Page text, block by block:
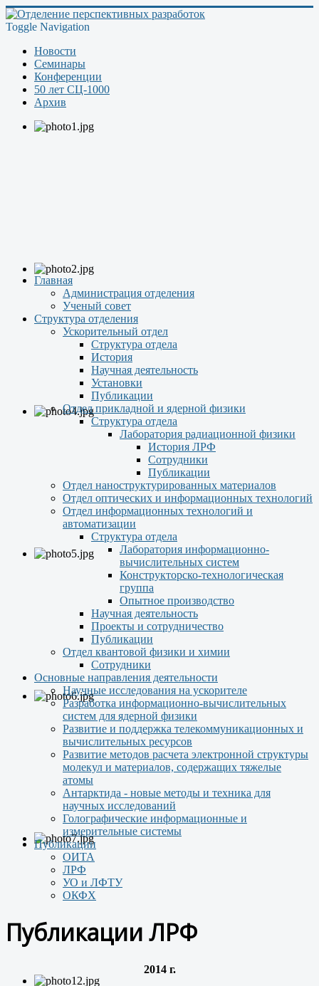
Toggle Navigation
Новости
Семинары
Конференции
50 лет СЦ-1000
Архив
Главная
Администрация отделения
Ученый совет
Структура отделения
Ускорительный отдел
Структура отдела
История
Научная деятельность
Установки
Публикации
Отдел прикладной и ядерной физики
Структура отдела
Лаборатория радиационной физики
История ЛРФ
Сотрудники
Публикации
Отдел наноструктурированных материалов
Отдел оптических и информационных технологий
Отдел информационных технологий и
автоматизации
Структура отдела
Лаборатория информационно-
вычислительных систем
Конструкторско-технологическая
группа
Опытное производство
Научная деятельность
Проекты и сотрудничество
Публикации
Отдел квантовой физики и химии
Сотрудники
Основные направления деятельности
Научные исследования на ускорителе
Разработка информационно-вычислительных
систем для ядерной физики
Развитие и поддержка телекоммуникационных и
вычислительных ресурсов
Развитие методов расчета электронной структуры
молекул и материалов, содержащих тяжелые
атомы
Антарктида - новые методы и техника для
научных исследований
Голографические информационные и
измерительные системы
Публикации
ОИТА
ЛРФ
УО и ЛФТУ
ОКФХ
Публикации ЛРФ
2014 г.